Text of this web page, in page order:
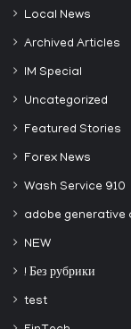
Local News
Archived Articles
IM Special
Uncategorized
Featured Stories
Forex News
Wash Service 910
adobe generative
NEW
! Без рубрики
test